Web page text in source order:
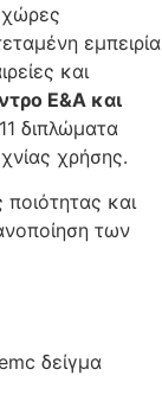
εμπειρία
και
Ε&Α και
διπλώματα
χρήσης.
και
των